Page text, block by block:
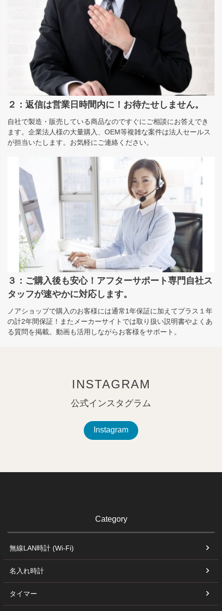
２：返信は営業日時間内に！お待たせしません。
自社で製造・販売している商品なのですぐにご相談にお答えでき
ます。企業法人様の大量購入、OEM等複雑な案件は法人セールス
が担当いたします。お気軽にご連絡ください。
３：ご購入後も安心！アフターサポート専門自社ス
タッフが速やかに対応します。
ノアショップで購入のお客様には通常1年保証に加えてプラス１年
の計2年間保証！またメーカーサイトでは取り扱い説明書やよくあ
る質問を掲載。動画も活用しながらお客様をサポート。
INSTAGRAM
公式インスタグラム
Instagram
Category
無線LAN時計 (Wi-Fi)
名入れ時計
タイマー